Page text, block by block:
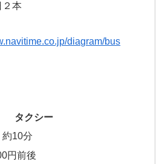
２本
diagram/bus
タクシー
約10分
円前後